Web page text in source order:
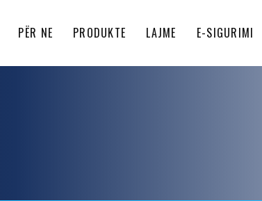
PËR NE PRODUKTE LAJME E-SIGURIMI